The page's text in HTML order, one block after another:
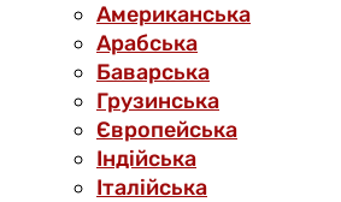
Американська
Арабська
Баварська
Грузинська
Європейська
Індійська
Італійська